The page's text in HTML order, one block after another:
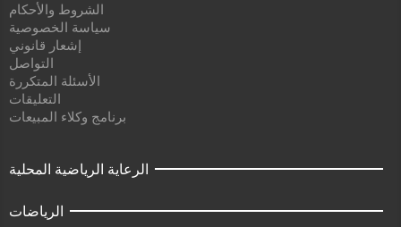
الشروط والأحكام
سياسة الخصوصية
إشعار قانوني
التواصل
الأسئلة المتكررة
التعليقات
برنامج وكلاء المبيعات
الرعاية الرياضية المحلية
الرياضات